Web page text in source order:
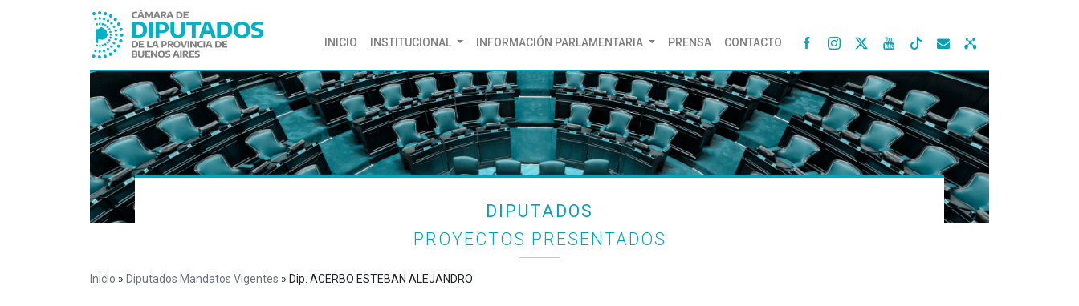
INICIO (CURRENT)
INSTITUCIONAL INFORMACIÓN PARLAMENTARIA PRENSA CONTACTO    
DIPUTADOS
PROYECTOS PRESENTADOS
Inicio » Diputados Mandatos Vigentes » Dip. ACERBO ESTEBAN ALEJANDRO